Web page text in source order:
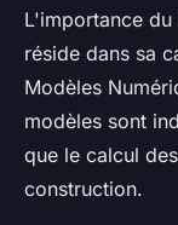
L'importance
réside dans sa
Modèles
modèles sont
que le calcul
construction.